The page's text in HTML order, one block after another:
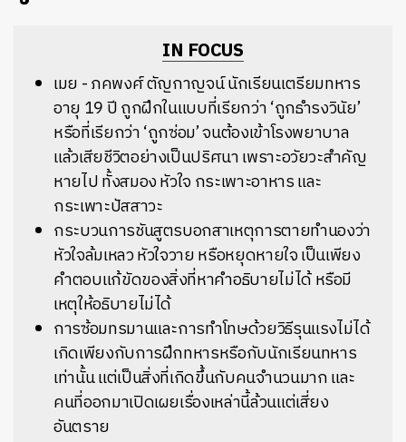
IN FOCUS
เมย - ภคพงศ์ ตัญกาญจน์ นักเรียนเตรียมทหาร
อายุ 19 ปี ถูกฝึกในแบบที่เรียกว่า ‘ถูกธำรงวินัย’
หรือที่เรียกว่า ‘ถูกซ่อม’ จนต้องเข้าโรงพยาบาล
แล้วเสียชีวิตอย่างเป็นปริศนา เพราะอวัยวะสำคัญ
หายไป ทั้งสมอง หัวใจ กระเพาะอาหาร และ
กระเพาะปัสสาวะ
กระบวนการชันสูตรบอกสาเหตุการตายทำนองว่า
หัวใจล้มเหลว หัวใจวาย หรือหยุดหายใจ เป็นเพียง
คำตอบแก้ขัดของสิ่งที่หาคำอธิบายไม่ได้ หรือมี
เหตุให้อธิบายไม่ได้
การซ้อมทรมานและการทำโทษด้วยวิธีรุนแรงไม่ได้
เกิดเพียงกับการฝึกทหารหรือกับนักเรียนทหาร
เท่านั้น แต่เป็นสิ่งที่เกิดขึ้นกับคนจำนวนมาก และ
คนที่ออกมาเปิดเผยเรื่องเหล่านี้ล้วนแต่เสี่ยง
อันตราย